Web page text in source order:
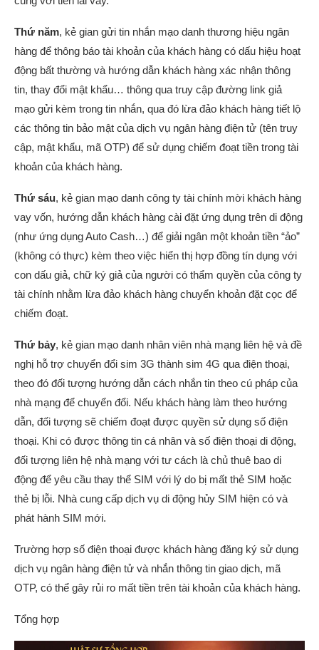
Thứ năm, kẻ gian gửi tin nhắn mạo danh thương hiệu ngân
hàng để thông báo tài khoản của khách hàng có dấu hiệu hoạt
động bất thường và hướng dẫn khách hàng xác nhận thông
tin, thay đổi mật khẩu… thông qua truy cập đường link giả
mạo gửi kèm trong tin nhắn, qua đó lừa đảo khách hàng tiết lộ
các thông tin bảo mật của dịch vụ ngân hàng điện tử (tên truy
cập, mật khẩu, mã OTP) để sử dụng chiếm đoạt tiền trong tài
khoản của khách hàng.
Thứ sáu, kẻ gian mạo danh công ty tài chính mời khách hàng
vay vốn, hướng dẫn khách hàng cài đặt ứng dụng trên di động
(như ứng dụng Auto Cash…) để giải ngân một khoản tiền “ảo”
(không có thực) kèm theo việc hiển thị hợp đồng tín dụng với
con dấu giả, chữ ký giả của người có thẩm quyền của công ty
tài chính nhằm lừa đảo khách hàng chuyển khoản đặt cọc để
chiếm đoạt.
Thứ bảy, kẻ gian mạo danh nhân viên nhà mạng liên hệ và đề
nghị hỗ trợ chuyển đổi sim 3G thành sim 4G qua điện thoại,
theo đó đối tượng hướng dẫn cách nhắn tin theo cú pháp của
nhà mạng để chuyển đổi. Nếu khách hàng làm theo hướng
dẫn, đối tượng sẽ chiếm đoạt được quyền sử dụng số điện
thoại. Khi có được thông tin cá nhân và số điện thoại di động,
đối tượng liên hệ nhà mạng với tư cách là chủ thuê bao di
động để yêu cầu thay thể SIM với lý do bị mất thẻ SIM hoặc
thẻ bị lỗi. Nhà cung cấp dịch vụ di động hủy SIM hiện có và
phát hành SIM mới.
Trường hợp số điện thoại được khách hàng đăng ký sử dụng
dịch vụ ngân hàng điện tử và nhắn thông tin giao dịch, mã
OTP, có thể gây rủi ro mất tiền trên tài khoản của khách hàng.
Tổng hợp